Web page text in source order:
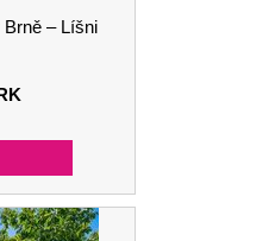
– Líšni